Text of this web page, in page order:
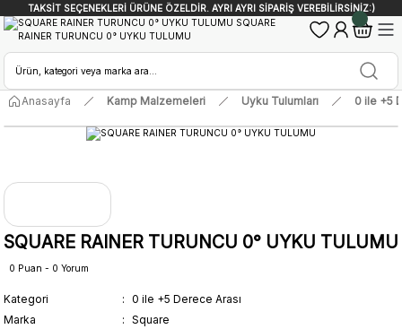
TAKSİT SEÇENEKLERİ ÜRÜNE ÖZELDİR. AYRI AYRI SİPARİŞ VEREBİLİRSİNİZ:)
Anasayfa Kamp Malzemeleri Uyku Tulumları 0 ile +5
SQUARE RAINER TURUNCU 0° UYKU TULUMU
0 Puan - 0 Yorum
Kategori
0 ile +5 Derece Arası
Marka
Square